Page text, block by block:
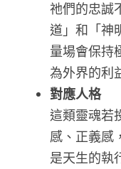
祂們的忠誠
道」和「神
量場會保持
為外界的利
對應人格
這類靈魂若
感、正義感
是天生的執